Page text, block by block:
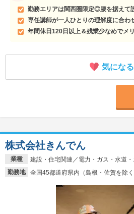
勤務エリアは関西圏限定◎腰を据えて
専任講師が一人ひとりの理解度に合わ
年間休日120日以上＆残業少なめでメ
気になる
業種
建設・住宅関連／電力・ガス・水道
勤務地
全国45都道府県内（島根・佐賀を除
株式会社きんでん